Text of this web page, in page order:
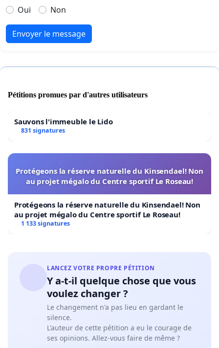
Oui
Non
Envoyer le message
Pétitions promues par d'autres utilisateurs
Sauvons l'immeuble le Lido
831 signatures
Protégeons la réserve naturelle du Kinsendael! Non
au projet mégalo du Centre sportif Le Roseau!
Protégeons la réserve naturelle du Kinsendael! Non
au projet mégalo du Centre sportif Le Roseau!
1 133 signatures
LANCEZ VOTRE PROPRE PÉTITION
Y a-t-il quelque chose que vous
voulez changer ?
Le changement n'a pas lieu en gardant le
silence.
L'auteur de cette pétition a eu le courage de
ses opinions. Allez-vous faire de même ?